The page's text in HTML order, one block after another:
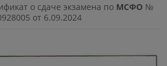
о сдаче экзамена по МСФО №
от 6.09.2024